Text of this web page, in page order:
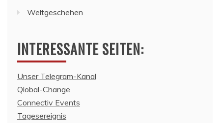
Weltgeschehen
INTERESSANTE SEITEN:
Unser Telegram-Kanal
Qlobal-Change
Connectiv Events
Tagesereignis